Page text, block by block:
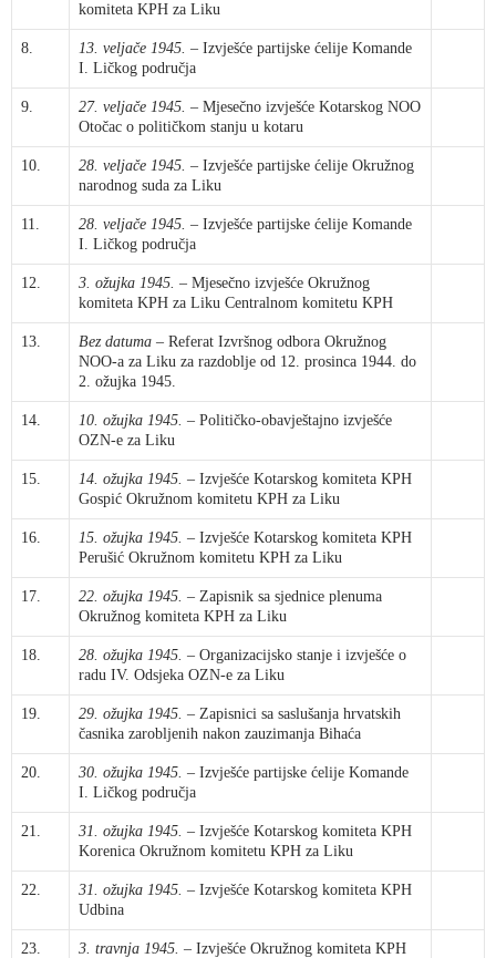
komiteta KPH za Liku
8. 13. veljače 1945. – Izvješće partijske ćelije Komande
I. Ličkog područja
9. 27. veljače 1945. – Mjesečno izvješće Kotarskog NOO
Otočac o političkom stanju u kotaru
10. 28. veljače 1945. – Izvješće partijske ćelije Okružnog
narodnog suda za Liku
11. 28. veljače 1945. – Izvješće partijske ćelije Komande
I. Ličkog područja
12. 3. ožujka 1945. – Mjesečno izvješće Okružnog
komiteta KPH za Liku Centralnom komitetu KPH
13. Bez datuma – Referat Izvršnog odbora Okružnog
NOO-a za Liku za razdoblje od 12. prosinca 1944. do
2. ožujka 1945.
14. 10. ožujka 1945. – Političko-obavještajno izvješće
OZN-e za Liku
15. 14. ožujka 1945. – Izvješće Kotarskog komiteta KPH
Gospić Okružnom komitetu KPH za Liku
16. 15. ožujka 1945. – Izvješće Kotarskog komiteta KPH
Perušić Okružnom komitetu KPH za Liku
17. 22. ožujka 1945. – Zapisnik sa sjednice plenuma
Okružnog komiteta KPH za Liku
18. 28. ožujka 1945. – Organizacijsko stanje i izvješće o
radu IV. Odsjeka OZN-e za Liku
19. 29. ožujka 1945. – Zapisnici sa saslušanja hrvatskih
časnika zarobljenih nakon zauzimanja Bihaća
20. 30. ožujka 1945. – Izvješće partijske ćelije Komande
I. Ličkog područja
21. 31. ožujka 1945. – Izvješće Kotarskog komiteta KPH
Korenica Okružnom komitetu KPH za Liku
22. 31. ožujka 1945. – Izvješće Kotarskog komiteta KPH
Udbina
23. 3. travnja 1945. – Izvješće Okružnog komiteta KPH